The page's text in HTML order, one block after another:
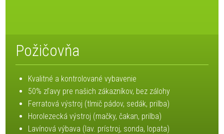
Požičovňa
Kvalitné a kontrolované vybavenie
50% zľavy pre našich zákazníkov, bez zálohy
Ferratová výstroj (tlmič pádov, sedák, prilba)
Horolezecká výstroj (mačky, čakan, prilba)
Lavínová výbava (lav. prístroj, sonda, lopata)